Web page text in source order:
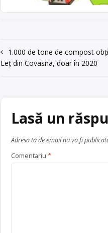
Navigare
în
1.000 de tone de compost
Leț din Covasna, doar în 2020
Lasă un
Adresa ta de email nu va fi
Comentariu *